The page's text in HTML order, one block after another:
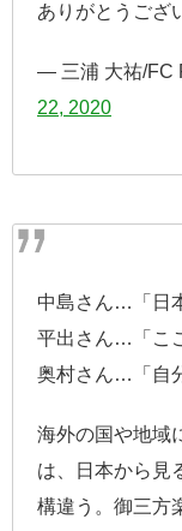
ありがとうござ
— 三浦 大祐/FC
22, 2020
中島さん…「日
平出さん…「こ
奥村さん…「自
海外の国や地域
は、日本から見
構違う。御三方